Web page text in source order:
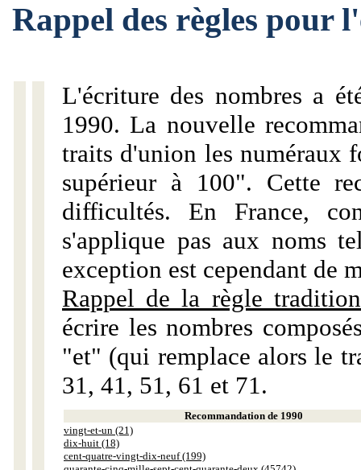
Rappel des règles pour
L'écriture des nombres a
1990. La nouvelle
traits d'union les numéraux
supérieur à 100". Cette
difficultés. En France,
s'applique pas aux noms
exception est cependant de
Rappel de la règle
écrire les nombres
"et" (qui remplace alors le
31, 41, 51, 61 et 71.
Recommandation de 1990
vingt-et-un (21)
dix-huit (18)
cent-quatre-vingt-dix-neuf (199)